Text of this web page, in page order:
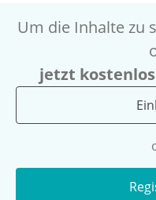
Um die Inhalte zu
jetzt